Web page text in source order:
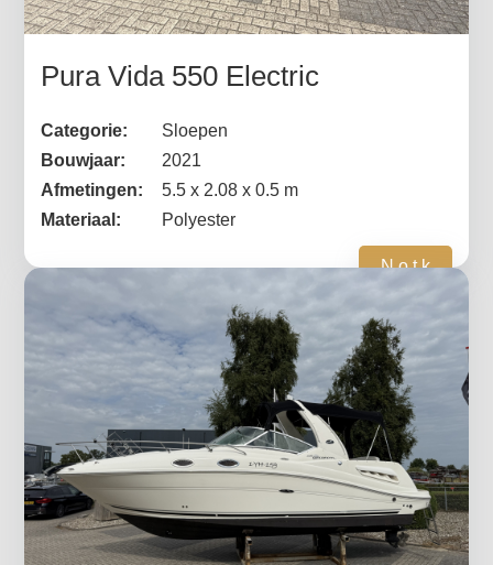
Pura Vida 550 Electric
Categorie:
Sloepen
Bouwjaar:
2021
Afmetingen:
5.5 x 2.08 x 0.5 m
Materiaal:
Polyester
N.o.t.k